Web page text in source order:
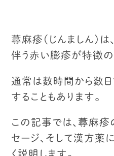
蕁麻疹（じんましん）は、
伴う赤い膨疹が特徴
通常は数時間から数
することもあります。
この記事では、蕁麻
セージ、 そして漢方薬
く説明します。